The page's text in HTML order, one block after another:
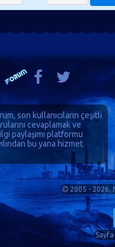
, son kullanıcıların çeşitli
cevaplamak ve
paylaşımı platformu
bu yana hizmet
2005 - 2026,